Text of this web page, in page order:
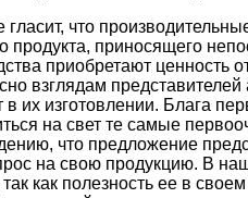
что
продукта, приносящего
приобретают ценность
взглядам
в их изготовлении. Блага
на свет те самые
что предложение
на свою продукцию. В
как полезность ее в